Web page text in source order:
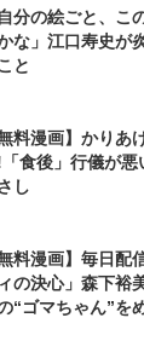
自分の絵ごと、こ
な」江口寿史が
と
無料漫画】かり
食後」行儀が悪
し
無料漫画】毎日
の決心」森下裕
“ゴマちゃん”を